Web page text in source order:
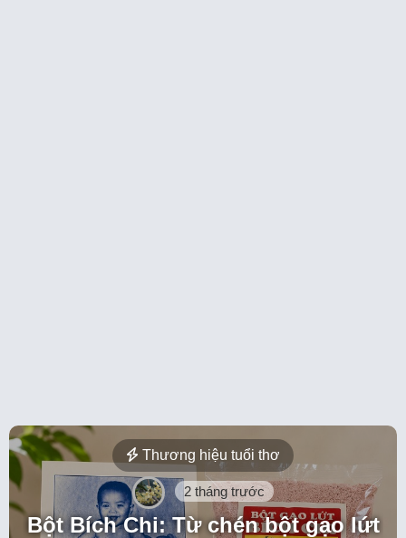
Thương hiệu tuổi thơ
2 tháng trước
Bột Bích Chi: Từ chén bột gạo lứt